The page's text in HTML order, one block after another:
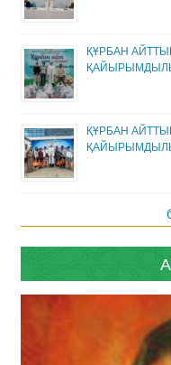
ҚҰРБАН
ҚҰРБАН